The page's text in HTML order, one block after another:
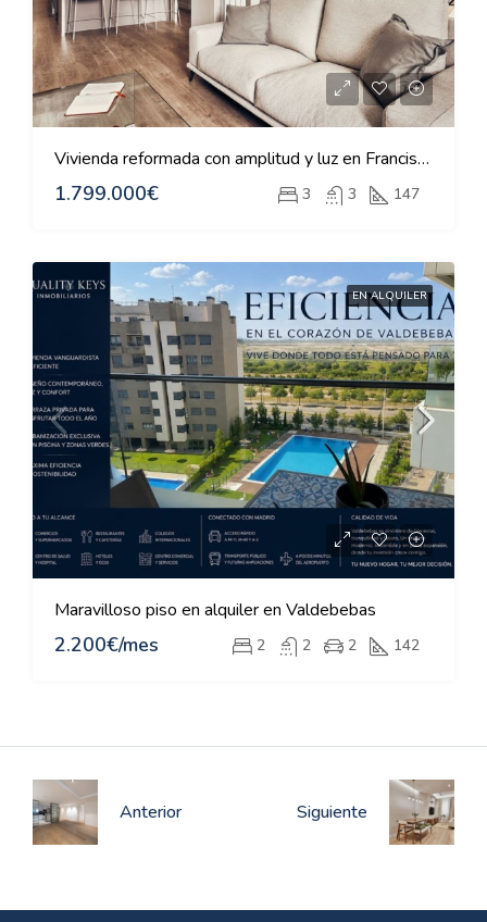
Vivienda reformada con amplitud y luz en Francisco Silvela
1.799.000€ 3 3 147
EN ALQUILER
Maravilloso piso en alquiler en Valdebebas
2.200€/mes 2 2 2 142
Anterior Siguiente